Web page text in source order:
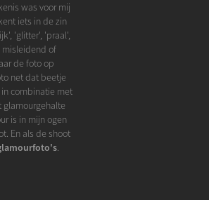
was voor mij
iets in de zin
'glitter', 'praal',
misleidend of
de foto op
net dat beetje
combinatie met
glamourgehalte
is in mijn ogen
En als de shoot
.